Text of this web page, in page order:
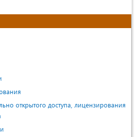
открытого доступа, лицензирования